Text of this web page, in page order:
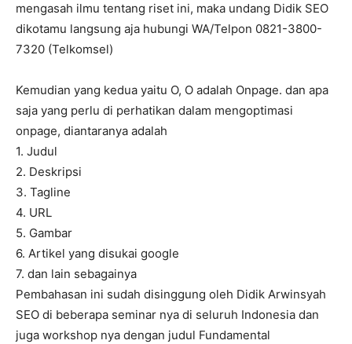
mengasah ilmu tentang riset ini, maka undang Didik SEO
dikotamu langsung aja hubungi WA/Telpon 0821-3800-
7320 (Telkomsel)
Kemudian yang kedua yaitu O, O adalah Onpage. dan apa
saja yang perlu di perhatikan dalam mengoptimasi
onpage, diantaranya adalah
1. Judul
2. Deskripsi
3. Tagline
4. URL
5. Gambar
6. Artikel yang disukai google
7. dan lain sebagainya
Pembahasan ini sudah disinggung oleh Didik Arwinsyah
SEO di beberapa seminar nya di seluruh Indonesia dan
juga workshop nya dengan judul Fundamental